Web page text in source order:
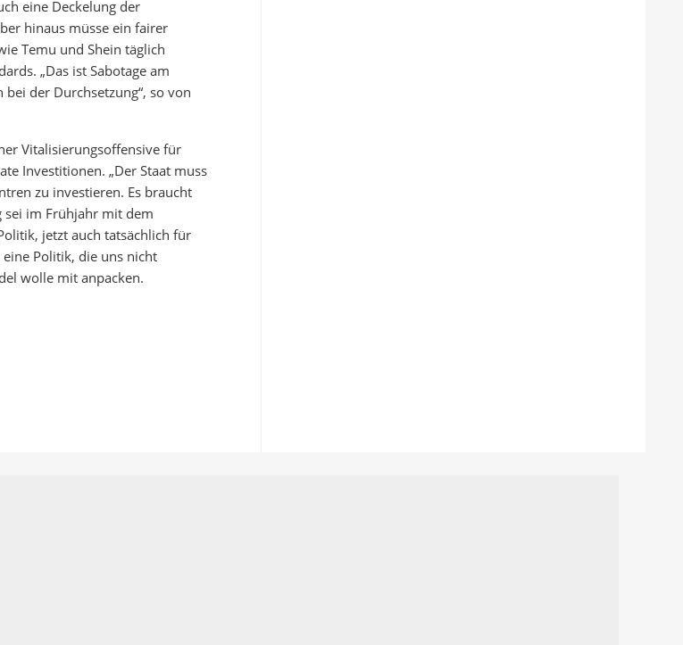
eine Deckelung der
hinaus müsse ein fairer
Temu und Shein täglich
„Das ist Sabotage am
der Durchsetzung“, so von
Vitalisierungsoffensive für
Investitionen. „Der Staat muss
zu investieren. Es braucht
sei im Frühjahr mit dem
jetzt auch tatsächlich für
Politik, die uns nicht
wolle mit anpacken.